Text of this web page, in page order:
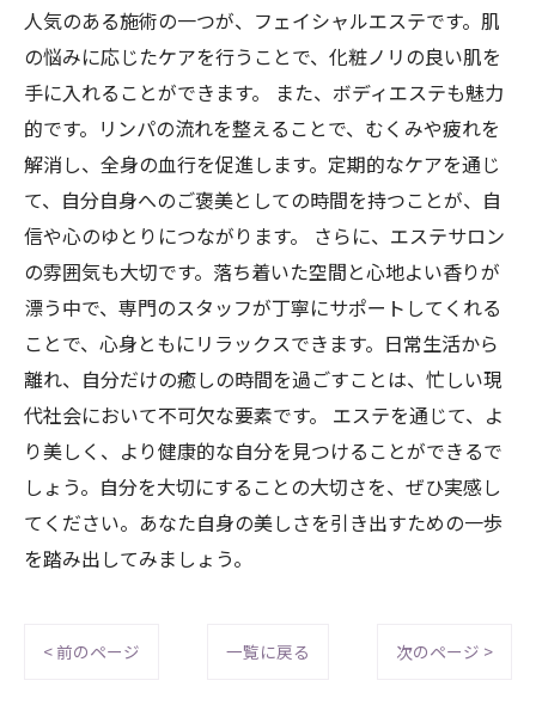
人気のある施術の一つが、フェイシャルエステです。肌
の悩みに応じたケアを行うことで、化粧ノリの良い肌を
手に入れることができます。 また、ボディエステも魅力
的です。リンパの流れを整えることで、むくみや疲れを
解消し、全身の血行を促進します。定期的なケアを通じ
て、自分自身へのご褒美としての時間を持つことが、自
信や心のゆとりにつながります。 さらに、エステサロン
の雰囲気も大切です。落ち着いた空間と心地よい香りが
漂う中で、専門のスタッフが丁寧にサポートしてくれる
ことで、心身ともにリラックスできます。日常生活から
離れ、自分だけの癒しの時間を過ごすことは、忙しい現
代社会において不可欠な要素です。 エステを通じて、よ
り美しく、より健康的な自分を見つけることができるで
しょう。自分を大切にすることの大切さを、ぜひ実感し
てください。あなた自身の美しさを引き出すための一歩
を踏み出してみましょう。
< 前のページ 一覧に戻る 次のページ >